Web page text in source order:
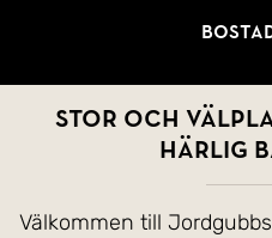
Stor och
härlig
Välkommen till